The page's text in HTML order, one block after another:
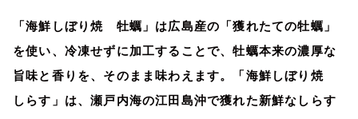
「海鮮しぼり焼 牡蠣」は広島産の「獲れたての牡蠣」
を使い、冷凍せずに加工することで、牡蠣本来の濃厚な
旨味と香りを、そのまま味わえます。「海鮮しぼり焼
しらす」は、瀬戸内海の江田島沖で獲れた新鮮なしらす